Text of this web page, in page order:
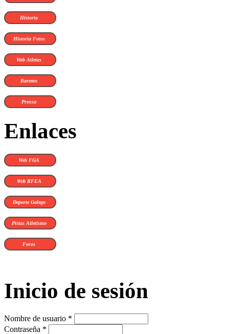
Historia
Historia Fotos
Web Atletas
Baremo
Prensa
Enlaces
Web FGA
Web RFEA
Deporte Galego
Pistas Atletismo
Foros
Inicio de sesión
Nombre de usuario *
Contraseña *